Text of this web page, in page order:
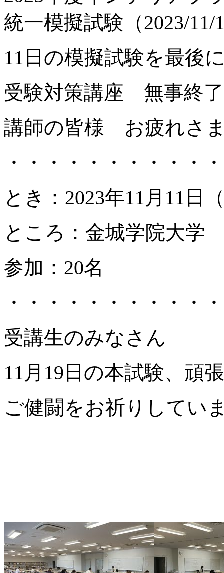
統一模擬試験（2023/11/
11日の模擬試験を最後
受験対策講座 無事終
講師の皆様 お疲れさ
・・・・・・・・・・
とき：2023年11月11日
ところ：金城学院大学
参加：20名
・・・・・・・・・・
受講生のみなさん
11月19日の本試験、頑
ご健闘をお祈りしてい